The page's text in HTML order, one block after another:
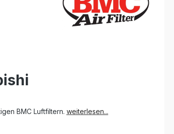
BMC Luftfiltern. weiterlesen...